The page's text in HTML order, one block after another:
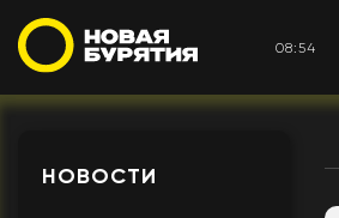
08:54
НОВОСТИ